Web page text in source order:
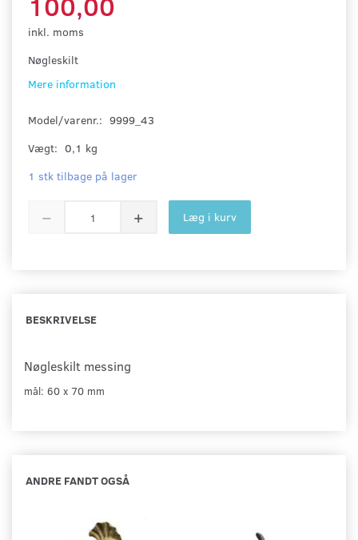
inkl. moms
Nøgleskilt
Mere information
Model/varenr.: 9999_43
Vægt: 0,1 kg
1 stk tilbage på lager
Læg i kurv
BESKRIVELSE
Nøgleskilt messing
mål: 60 x 70 mm
ANDRE FANDT OGSÅ